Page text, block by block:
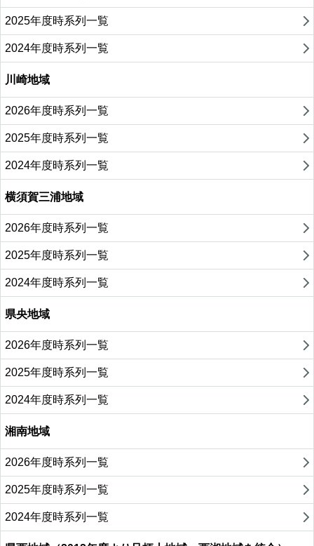
2025年度時系列一覧
2024年度時系列一覧
川崎地域
2026年度時系列一覧
2025年度時系列一覧
2024年度時系列一覧
横須賀三浦地域
2026年度時系列一覧
2025年度時系列一覧
2024年度時系列一覧
県央地域
2026年度時系列一覧
2025年度時系列一覧
2024年度時系列一覧
湘南地域
2026年度時系列一覧
2025年度時系列一覧
2024年度時系列一覧